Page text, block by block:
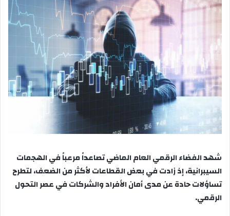
شهد الفضاء الرقمي العام الماضي تصاعداً مرعباً في الهجمات
السيبرانية، إذ زادت في بعض القطاعات لأكثر من الضعف، لتطرح
تساؤلات حادة عن مدى أمان الأفراد والشركات في عصر التحول
الرقمي.